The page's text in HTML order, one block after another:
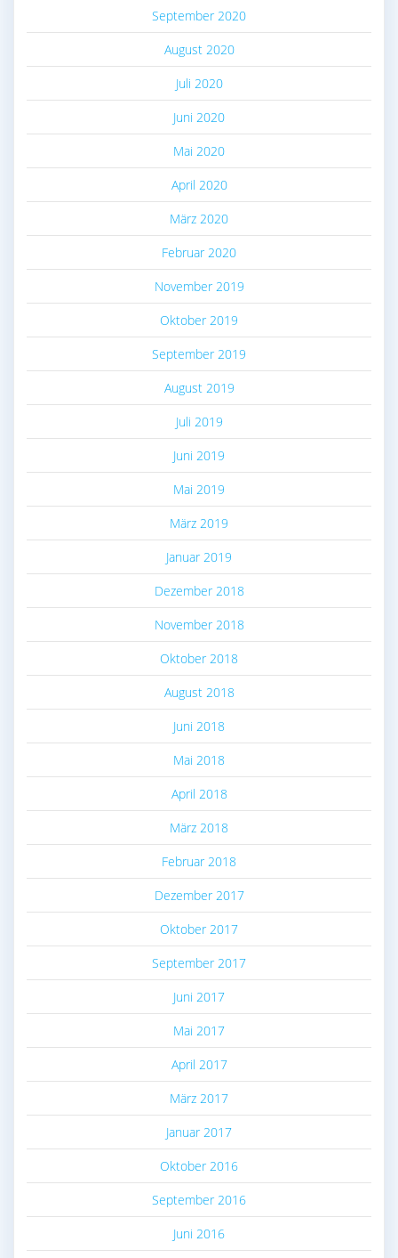
September 2020
August 2020
Juli 2020
Juni 2020
Mai 2020
April 2020
März 2020
Februar 2020
November 2019
Oktober 2019
September 2019
August 2019
Juli 2019
Juni 2019
Mai 2019
März 2019
Januar 2019
Dezember 2018
November 2018
Oktober 2018
August 2018
Juni 2018
Mai 2018
April 2018
März 2018
Februar 2018
Dezember 2017
Oktober 2017
September 2017
Juni 2017
Mai 2017
April 2017
März 2017
Januar 2017
Oktober 2016
September 2016
Juni 2016